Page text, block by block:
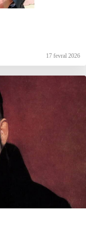
17 fevral 2026